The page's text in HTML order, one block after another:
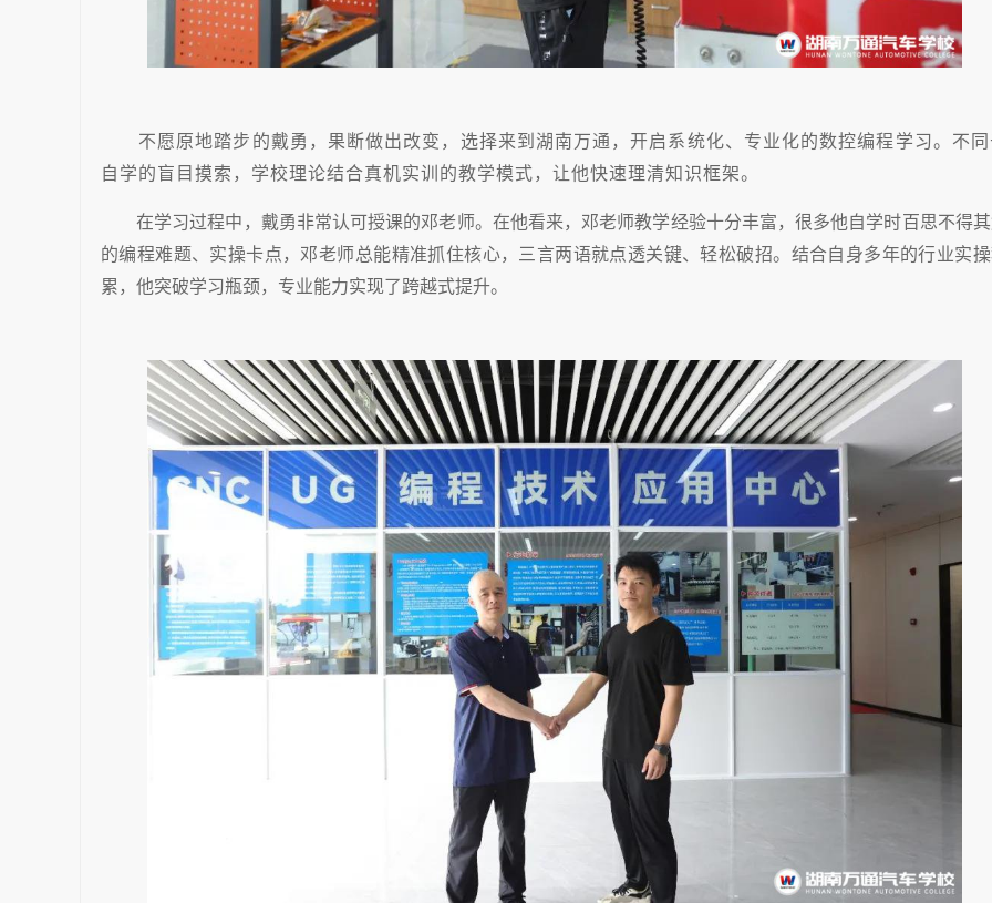
不愿原地踏步的戴勇，果断做出改变，选择来到湖南万通，开启系统化、专业化的数控编程学习。不
自学的盲目摸索，学校理论结合真机实训的教学模式，让他快速理清知识框架。
在学习过程中，戴勇非常认可授课的邓老师。在他看来，邓老师教学经验十分丰富，很多他自学时百思不得
的编程难题、实操卡点，邓老师总能精准抓住核心，三言两语就点透关键、轻松破招。结合自身多年的行业实
累，他突破学习瓶颈，专业能力实现了跨越式提升。